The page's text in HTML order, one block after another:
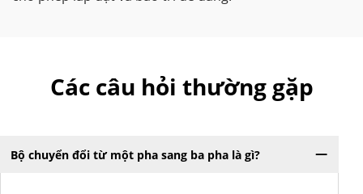
Các câu hỏi thường gặp
Bộ chuyển đổi từ một pha sang ba pha là gì?